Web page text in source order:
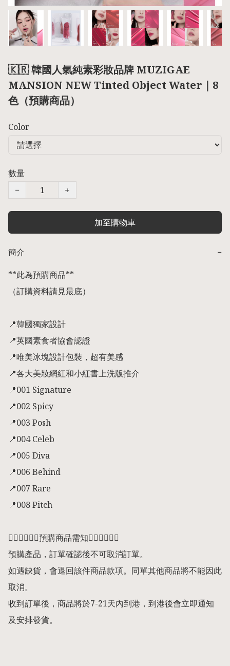
🇰🇷 韓國人氣純素彩妝品牌 MUZIGAE
MANSION NEW Tinted Object Water｜8
色（預購商品）
Color
數量
−
+
加至購物車
簡介
−
**此為預購商品**
（訂購資料請見最底）
📍韓國獨家設計
📍英國素食者協會認證
📍唯美冰塊設計包裝，超有美感
📍各大美妝網紅和小紅書上洗版推介
📍001 Signature
📍002 Spicy
📍003 Posh
📍004 Celeb
📍005 Diva
📍006 Behind
📍007 Rare
📍008 Pitch
👇🏻👇🏻👇🏻預購商品需知👇🏻👇🏻👇🏻
預購產品，訂單確認後不可取消訂單。
如遇缺貨，會退回該件商品款項。同單其他商品將不能因此
取消。
收到訂單後，商品將於7-21天內到港，到港後會立即通知
及安排發貨。